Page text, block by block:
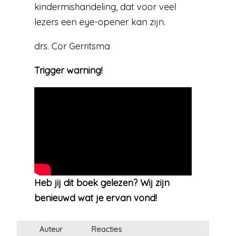
kindermishandeling, dat voor veel
lezers een eye-opener kan zijn.
drs. Cor Gerritsma
Trigger warning!
Heb jij dit boek gelezen? Wij zijn
benieuwd wat je ervan vond!
Auteur Reacties